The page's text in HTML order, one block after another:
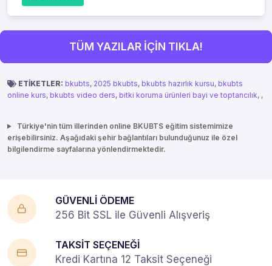
TÜM YAZILAR İÇİN TIKLA!
ETİKETLER: bkubts, 2025 bkubts, bkubts hazırlık kursu, bkubts
online kurs, bkubts video ders, bitki koruma ürünleri bayi ve toptancılık, ,
Türkiye'nin tüm illerinden online BKUBTS eğitim sistemimize
erişebilirsiniz. Aşağıdaki şehir bağlantıları bulunduğunuz ile özel
bilgilendirme sayfalarına yönlendirmektedir.
GÜVENLİ ÖDEME
256 Bit SSL ile Güvenli Alışveriş
TAKSİT SEÇENEĞİ
Kredi Kartına 12 Taksit Seçeneği